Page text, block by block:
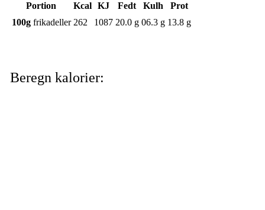
Portion Kcal KJ Fedt Kulh
Prot
100gfrikadeller 262 1087 20.0 g 06.3 g 13.8 g
Beregn kalorier: